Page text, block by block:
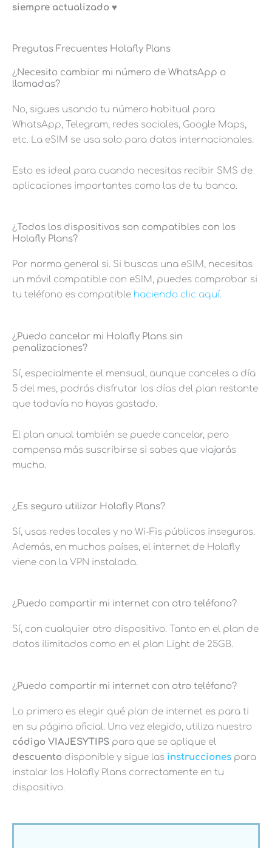
siempre actualizado ♥️
Pregutas Frecuentes Holafly Plans
¿Necesito cambiar mi número de WhatsApp o
llamadas?
No, sigues usando tu número habitual para
WhatsApp, Telegram, redes sociales, Google Maps,
etc. La eSIM se usa solo para datos internacionales.
Esto es ideal para cuando necesitas recibir SMS de
aplicaciones importantes como las de tu banco.
¿Todos los dispositivos son compatibles con los
Holafly Plans?
Por norma general si. Si buscas una eSIM, necesitas
un móvil compatible con eSIM, puedes comprobar si
tu teléfono es compatible haciendo clic aquí.
¿Puedo cancelar mi Holafly Plans sin
penalizaciones?
Sí, especialmente el mensual, aunque canceles a día
5 del mes, podrás disfrutar los días del plan restante
que todavía no hayas gastado.
El plan anual también se puede cancelar, pero
compensa más suscribirse si sabes que viajarás
mucho.
¿Es seguro utilizar Holafly Plans?
Sí, usas redes locales y no Wi-Fis públicos inseguros.
Además, en muchos países, el internet de Holafly
viene con la VPN instalada.
¿Puedo compartir mi internet con otro teléfono?
Sí, con cualquier otro dispositivo. Tanto en el plan de
datos ilimitados como en el plan Light de 25GB.
¿Puedo compartir mi internet con otro teléfono?
Lo primero es elegir qué plan de internet es para ti
en su página oficial. Una vez elegido, utiliza nuestro
código VIAJESYTIPS para que se aplique el
descuento disponible y sigue las instrucciones para
instalar los Holafly Plans correctamente en tu
dispositivo.